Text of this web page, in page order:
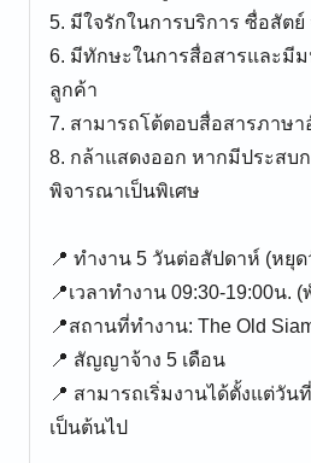
5. มีใจรักในการบริการ ซื่อสัตย์
6. มีทักษะในการสื่อสารและมี
ลูกค้า
7. สามารถโต้ตอบสื่อสารภาษา
8. กล้าแสดงออก หากมีประสบ
พิจารณาเป็นพิเศษ
📍 ทำงาน 5 วันต่อสัปดาห์ (หยุ
📍เวลาทำงาน 09:30-19:00น.
📍สถานที่ทำงาน: The Old
📍 สัญญาจ้าง 5 เดือน
📍 สามารถเริ่มงานได้ตั้งแต่วั
เป็นต้นไป